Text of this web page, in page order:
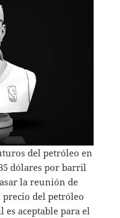
del petróleo en
dólares por barril
la reunión de
precio del petróleo
es aceptable para el